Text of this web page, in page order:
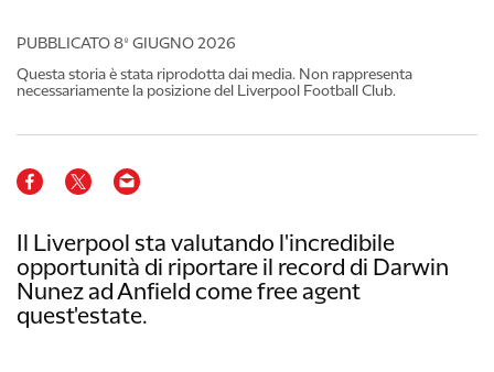
PUBBLICATO 8º GIUGNO 2026
Questa storia è stata riprodotta dai media. Non rappresenta
necessariamente la posizione del Liverpool Football Club.
Il Liverpool sta valutando l'incredibile
opportunità di riportare il record di Darwin
Nunez ad Anfield come free agent
quest'estate.